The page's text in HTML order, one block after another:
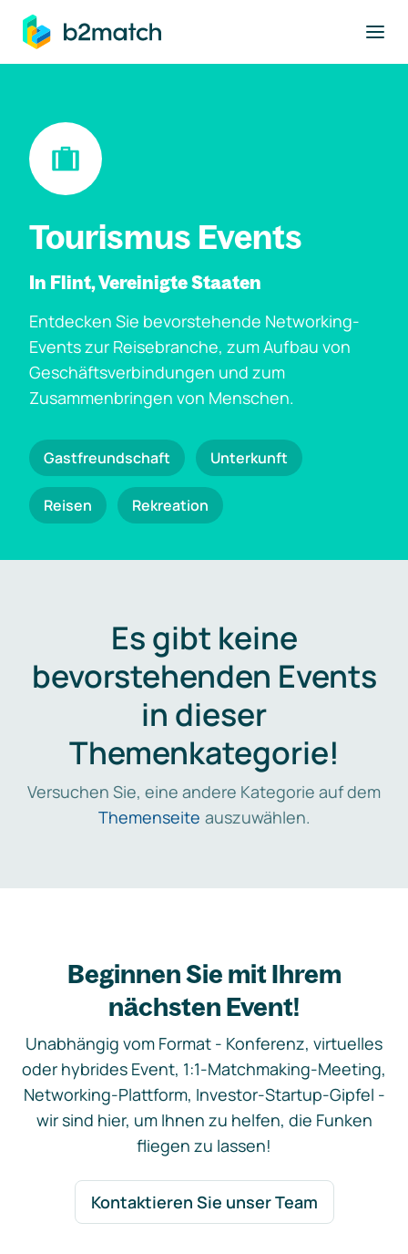
springen
Tourismus Events
In Flint, Vereinigte Staaten
Entdecken Sie bevorstehende Networking-
Events zur Reisebranche, zum Aufbau von
Geschäftsverbindungen und zum
Zusammenbringen von Menschen.
Gastfreundschaft Unterkunft
Reisen Rekreation
Es gibt keine
bevorstehenden Events
in dieser
Themenkategorie!
Versuchen Sie, eine andere Kategorie auf dem
Themenseite auszuwählen.
Beginnen Sie mit Ihrem
nächsten Event!
Unabhängig vom Format - Konferenz, virtuelles
oder hybrides Event, 1:1-Matchmaking-Meeting,
Networking-Plattform, Investor-Startup-Gipfel -
wir sind hier, um Ihnen zu helfen, die Funken
fliegen zu lassen!
Kontaktieren Sie unser Team